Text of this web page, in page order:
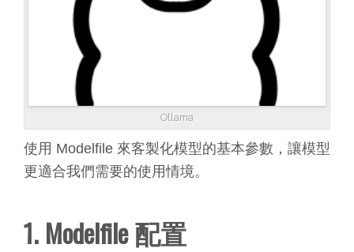
Ollama
使用 Modelfile 來客製化模型的基本參數，讓模型
更適合我們需要的使用情境。
1. Modelfile 配置